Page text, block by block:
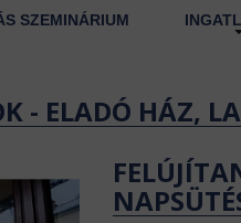
SZEMINÁRIUM
- ELADÓ HÁZ,